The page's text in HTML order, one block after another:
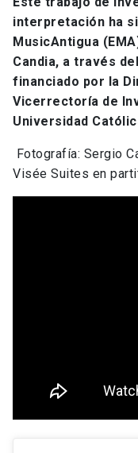
interpretación ha
MusicAntigua
Candia, a través
financiado por la
Vicerrectoría de
Universidad
Fotografía: Sergio
Visée Suites en